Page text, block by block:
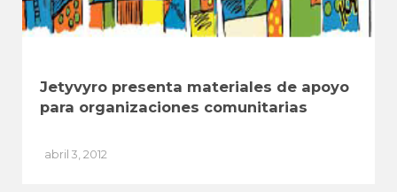
Jetyvyro presenta materiales de apoyo
para organizaciones comunitarias
abril 3, 2012